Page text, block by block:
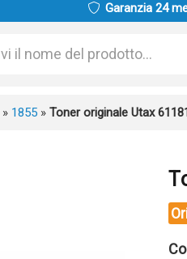
Garanzia 24
» 1855 » Toner originale Utax